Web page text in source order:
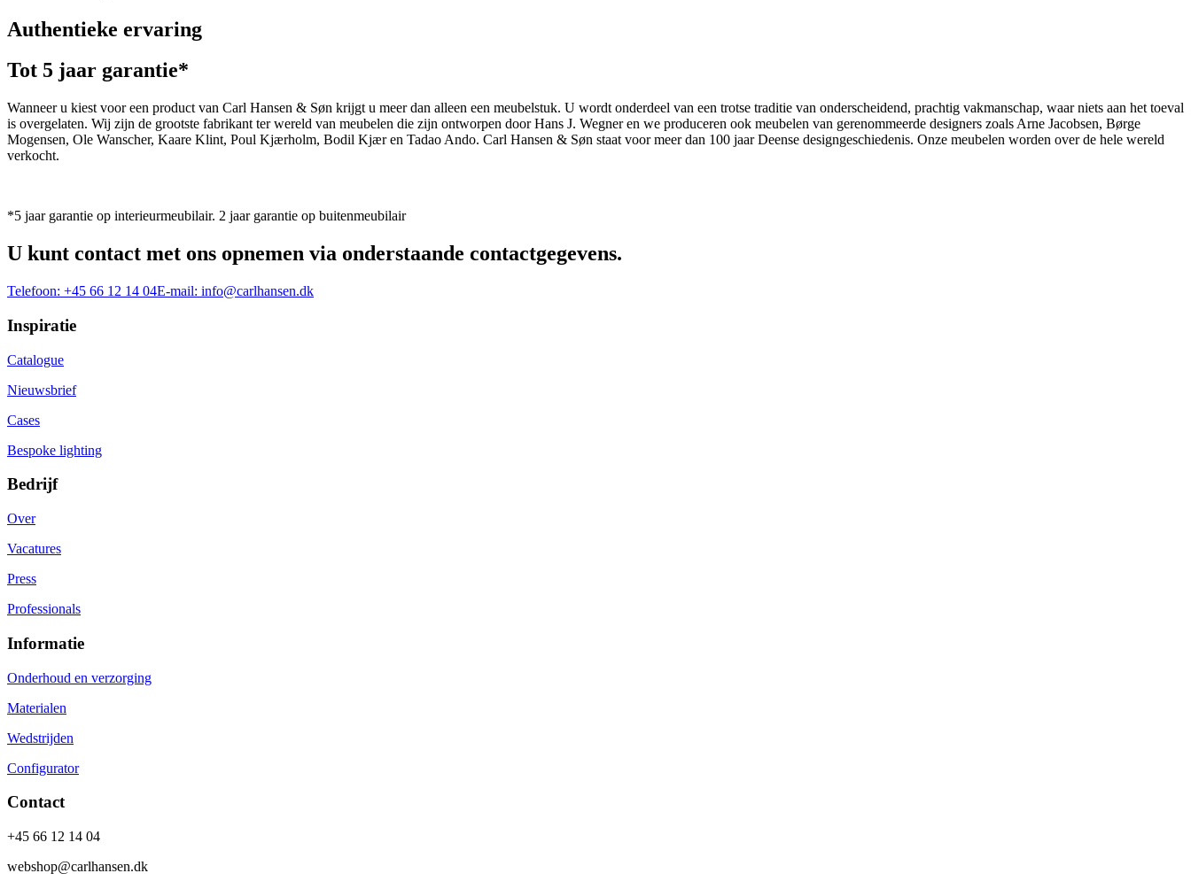
Authentieke ervaring
Tot 5 jaar garantie*
Wanneer u kiest voor een product van Carl Hansen & Søn krijgt u meer dan alleen een meubelstuk. U wordt onderdeel van een trotse traditie van onderscheidend, prachtig vakmanschap, waar niets aan het toeval
is overgelaten. Wij zijn de grootste fabrikant ter wereld van meubelen die zijn ontworpen door Hans J. Wegner en we produceren ook meubelen van gerenommeerde designers zoals Arne Jacobsen, Børge
Mogensen, Ole Wanscher, Kaare Klint, Poul Kjærholm, Bodil Kjær en Tadao Ando. Carl Hansen & Søn staat voor meer dan 100 jaar Deense designgeschiedenis. Onze meubelen worden over de hele wereld
verkocht.
*5 jaar garantie op interieurmeubilair. 2 jaar garantie op buitenmeubilair
U kunt contact met ons opnemen via onderstaande contactgegevens.
Telefoon: +45 66 12 14 04E-mail: info@carlhansen.dk
Inspiratie
Catalogue
Nieuwsbrief
Cases
Bespoke lighting
Bedrijf
Over
Vacatures
Press
Professionals
Informatie
Onderhoud en verzorging
Materialen
Wedstrijden
Configurator
Contact
+45 66 12 14 04
webshop@carlhansen.dk